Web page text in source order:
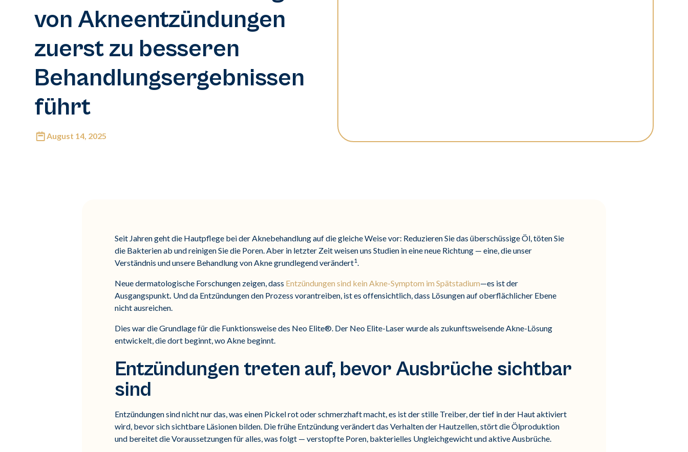
von Akneentzündungen
zuerst zu besseren
Behandlungsergebnissen
führt
August 14, 2025
Seit Jahren geht die Hautpflege bei der Aknebehandlung auf die gleiche Weise vor: Reduzieren Sie das überschüssige Öl, töten Sie
die Bakterien ab und reinigen Sie die Poren. Aber in letzter Zeit weisen uns Studien in eine neue Richtung — eine, die unser
Verständnis und unsere Behandlung von Akne grundlegend verändert1.
Neue dermatologische Forschungen zeigen, dass Entzündungen sind kein Akne-Symptom im Spätstadium—es ist der
Ausgangspunkt. Und da Entzündungen den Prozess vorantreiben, ist es offensichtlich, dass Lösungen auf oberflächlicher Ebene
nicht ausreichen.
Dies war die Grundlage für die Funktionsweise des Neo Elite®. Der Neo Elite-Laser wurde als zukunftsweisende Akne-Lösung
entwickelt, die dort beginnt, wo Akne beginnt.
Entzündungen treten auf, bevor Ausbrüche sichtbar
sind
Entzündungen sind nicht nur das, was einen Pickel rot oder schmerzhaft macht, es ist der stille Treiber, der tief in der Haut aktiviert
wird, bevor sich sichtbare Läsionen bilden. Die frühe Entzündung verändert das Verhalten der Hautzellen, stört die Ölproduktion
und bereitet die Voraussetzungen für alles, was folgt — verstopfte Poren, bakterielles Ungleichgewicht und aktive Ausbrüche.